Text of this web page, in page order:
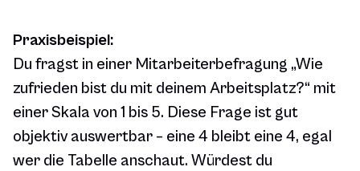
Praxisbeispiel:
Du fragst in einer Mitarbeiterbefragung „Wie
zufrieden bist du mit deinem Arbeitsplatz?“ mit
einer Skala von 1 bis 5. Diese Frage ist gut
objektiv auswertbar – eine 4 bleibt eine 4, egal
wer die Tabelle anschaut. Würdest du